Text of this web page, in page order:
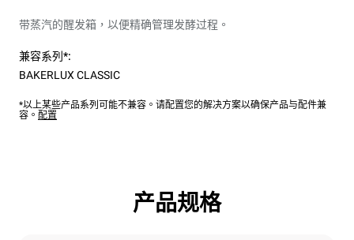
带蒸汽的醒发箱，以便精确管理发酵过程。
兼容系列*:
BAKERLUX CLASSIC
*以上某些产品系列可能不兼容。请配置您的解决方案以确保产品与配件兼
容。 配置
产品规格